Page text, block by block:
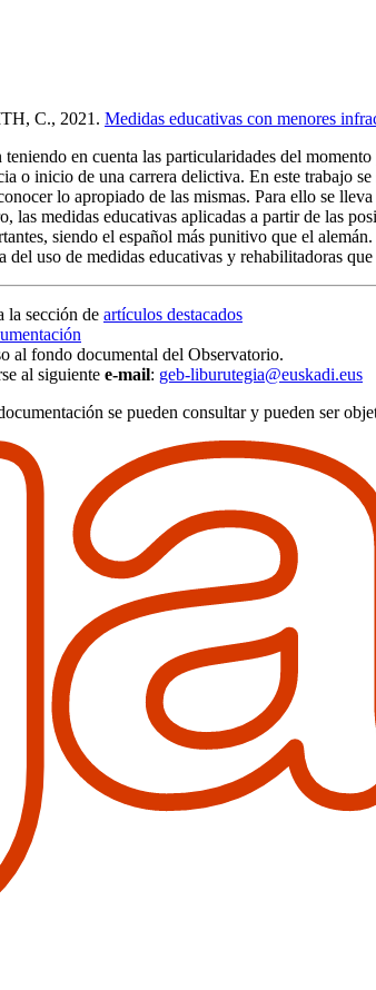
C., 2021. Medidas educativas con menores
en cuenta las particularidades del
o inicio de una carrera delictiva. En este trabajo
lo apropiado de las mismas. Para ello se
las medidas educativas aplicadas a partir de las
siendo el español más punitivo que el
del uso de medidas educativas y rehabilitadoras
la sección de artículos destacados
al fondo documental del Observatorio.
al siguiente e-mail: geb-liburutegia@euskadi.eus
se pueden consultar y pueden ser